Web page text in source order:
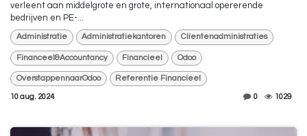
verleent aan middelgrote en grote, internationaal opererende
bedrijven en PE-...
Administratie Administratiekantoren Clientenadministraties
Financeel&Accountancy Financieel Odoo
OverstappennaarOdoo Referentie Financieel
10 aug. 2024 0 1029